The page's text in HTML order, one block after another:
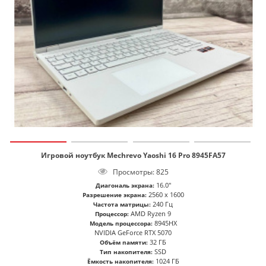
Игровой ноутбук Mechrevo Yaoshi 16 Pro 8945FA57
Просмотры: 825
Диагональ экрана: 16.0"
Разрешение экрана: 2560 x 1600
Частота матрицы: 240 Гц
Процессор: AMD Ryzen 9
Модель процессора: 8945HX
NVIDIA GeForce RTX 5070
Объём памяти: 32 ГБ
Тип накопителя: SSD
Ёмкость накопителя: 1024 ГБ